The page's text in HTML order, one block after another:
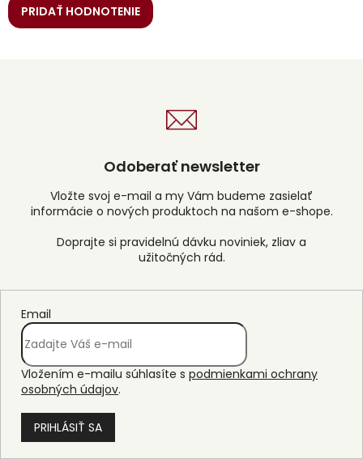
PRIDAŤ HODNOTENIE
Odoberať newsletter
Vložte svoj e-mail a my Vám budeme zasielať
informácie o nových produktoch na našom e-shope.
Email
Vložením e-mailu súhlasíte s podmienkami ochrany
osobných údajov.
PRIHLÁSIŤ SA